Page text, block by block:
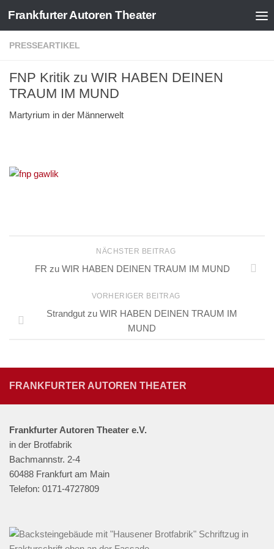
Zum Inhalt springen
Frankfurter Autoren Theater
PRESSEARTIKEL
FNP Kritik zu WIR HABEN DEINEN
TRAUM IM MUND
Martyrium in der Männerwelt
NÄCHSTER BEITRAG
FR zu WIR HABEN DEINEN TRAUM IM MUND
VORHERIGER BEITRAG
Strandgut zu WIR HABEN DEINEN TRAUM IM
MUND
FRANKFURTER AUTOREN THEATER
Frankfurter Autoren Theater e.V.
in der Brotfabrik
Bachmannstr. 2-4
60488 Frankfurt am Main
Telefon: 0171-4727809